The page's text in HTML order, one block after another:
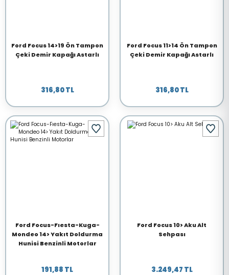
Ford Focus 14>19 Ön Tampon
Çeki Demir Kapağı Astarlı
316,80 TL
Ford Focus 11>14 Ön Tampon
Çeki Demir Kapağı Astarlı
316,80 TL
Ford Focus-Fıesta-Kuga-
Mondeo 14> Yakıt Doldurma
Hunisi Benzinli Motorlar
191,88 TL
Ford Focus 10> Aku Alt
Sehpası
3.249,47 TL